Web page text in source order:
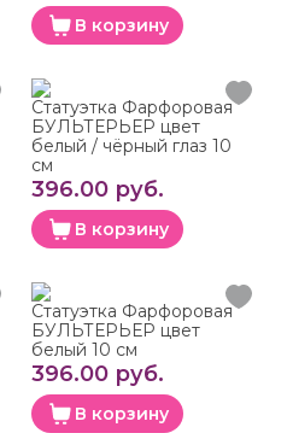
В корзину
Статуэтка Фарфоровая
БУЛЬТЕРЬЕР цвет
белый / чёрный глаз 10
см
396.00 руб.
В корзину
Статуэтка Фарфоровая
БУЛЬТЕРЬЕР цвет
белый 10 см
396.00 руб.
В корзину